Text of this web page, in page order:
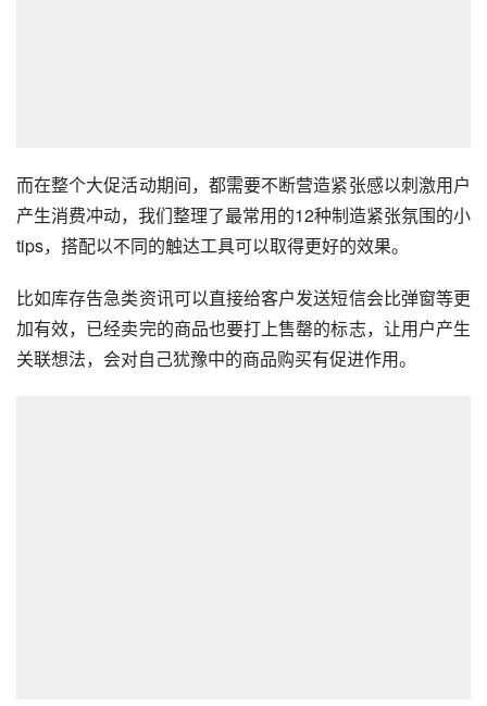
而在整个大促活动期间，都需要不断营造紧张感以刺激用户
产生消费冲动，我们整理了最常用的12种制造紧张氛围的小
tips，搭配以不同的触达工具可以取得更好的效果。
比如库存告急类资讯可以直接给客户发送短信会比弹窗等更
加有效，已经卖完的商品也要打上售罄的标志，让用户产生
关联想法，会对自己犹豫中的商品购买有促进作用。